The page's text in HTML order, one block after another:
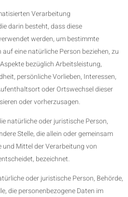
Verarbeitung
darin besteht, dass diese
werden, um bestimmte
eine natürliche Person beziehen, zu
bezüglich Arbeitsleistung,
persönliche Vorlieben, Interessen,
oder Ortswechsel dieser
oder vorherzusagen.
natürliche oder juristische Person,
Stelle, die allein oder gemeinsam
und Mittel der Verarbeitung von
bezeichnet.
oder juristische Person, Behörde,
die personenbezogene Daten im